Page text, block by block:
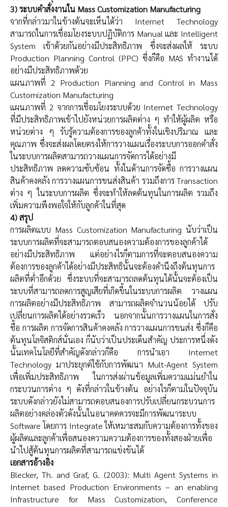
3) ระบบคำสั่งงานใน Mass Customization Manufacturing
จากที่กล่าวมาในข้างต้นจะเห็นได้ว่า Internet Technology
สามารถในการเชื่อมโยงระบบปฏิบัติการ Manual และ Intelligent
System เข้าด้วยกันอย่างมีประสิทธิภาพ ซึ่งจะส่งผลให้ ระบบ
Production Planning Control (PPC) ซึ่งก็คือ MAS ทำงานได้
อย่างมีประสิทธิภาพด้วย
แผนภาพที่ 2 Production Planning and Control in Mass
Customization Manufacturing
แผนภาพที่ 2 จากการเชื่อมโยงระบบด้วย Internet Technology
ที่มีประสิทธิภาพเข้าไปยังหน่วยการผลิตต่าง ๆ ทำให้ผู้ผลิต หรือ
หน่วยต่าง ๆ รับรู้ความต้องการของลูกค้าทั้งในเชิงปริมาณ และ
คุณภาพ ซึ่งจะส่งผลโดยตรงให้การวางแผนเรื่องระบบการออกคำสั่ง
ในระบบการผลิตสามารถวางแผนการจัดการได้อย่างมี
ประสิทธิภาพ ลดความซับซ้อน ทั้งในด้านการจัดซื้อ การวางแผน
สินค้าคงคลัง การวางแผนการขนส่งสินค้า รวมถึงการ Transaction
ต่าง ๆ ในระบบการผลิต ซึ่งจะทำให้ลดต้นทุนในการผลิต รวมถึง
เพิ่มความพึงพอใจให้กับลูกค้าในที่สุด
4) สรุป
การผลิตแบบ Mass Customization Manufacturing นับว่าเป็น
ระบบการผลิตที่จะสามารถตอบสนองความต้องการของลูกค้าได้
อย่างมีประสิทธิภาพ แต่อย่างไรก็ตามการที่จะตอบสนองความ
ต้องการของลูกค้าได้อย่างมีประสิทธินั้นจะต้องคำนึงถึงต้นทุนการ
ผลิตที่ต่ำอีกด้วย ซึ่งระบบที่จะสามารถลดต้นทุนได้นั้นจะต้องเป็น
ระบบที่สามารถลดการสูญเสียที่เกิดขึ้นในระบบการผลิต วางแผน
การผลิตอย่างมีประสิทธิภาพ สามารถผลิตจำนวนน้อยได้ ปรับ
เปลี่ยนการผลิตได้อย่างรวดเร็ว นอกจากนั้นการวางแผนในการสั่ง
ซื้อ การผลิต การจัดการสินค้าคงคลัง การวางแผนการขนส่ง ซึ่งก็คือ
ต้นทุนโลจิสติกส์นั่นเอง ก็นับว่าเป็นประเด็นสำคัญ ประการหนึ่งดัง
นั้นเทคโนโลยีที่สำคัญดังกล่าวก็คือ การนำเอา Internet
Technology มาประยุกต์ใช้กับการพัฒนา Mult-Agent System
เพื่อเพิ่มประสิทธิภาพ ในการส่งผ่านข้อมูลเพิ่มความแม่นยำใน
กระบวนการต่าง ๆ ดังที่กล่าวในข้างต้น อย่างไรก็ตามในปัจจุบัน
ระบบดังกล่าวยังไม่สามารถตอบสนองการปรับเปลี่ยนกระบวนการ
ผลิตอย่างคล่องตัวดังนั้นในอนาคตควรจะมีการพัฒนาระบบ
Software โดยการ Integrate ให้เหมาะสมกับความต้องการทั้งของ
ผู้ผลิตและลูกค้าเพื่อสนองความความต้องการของทั้งสองฝ่ายเพื่อ
นำไปสู้ต้นทุนการผลิตที่สามารถแข่งขันได้
เอกสารอ้างอิง
Blecker, Th. and Graf, G. (2003): Multi Agent Systems in
Internet based Production Environments – an enabling
Infrastructure for Mass Customization, Conference